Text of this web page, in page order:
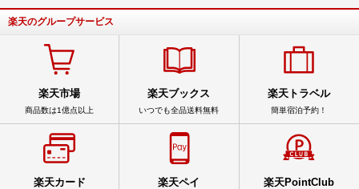
楽天のグループサービス
楽天市場
商品数は1億点以上
楽天ブックス
いつでも全品送料無料
楽天トラベル
簡単宿泊予約！
楽天カード 楽天ペイ 楽天PointClub